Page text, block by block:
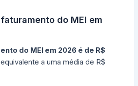
do MEI em
do MEI em 2026 é de R$
a uma média de R$